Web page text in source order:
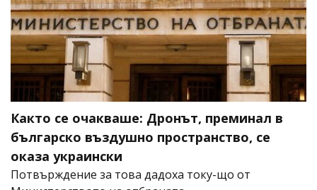
Както се очакваше: Дронът, преминал в
българско въздушно пространство, се
оказа украински
Потвърждение за това дадоха току-що от